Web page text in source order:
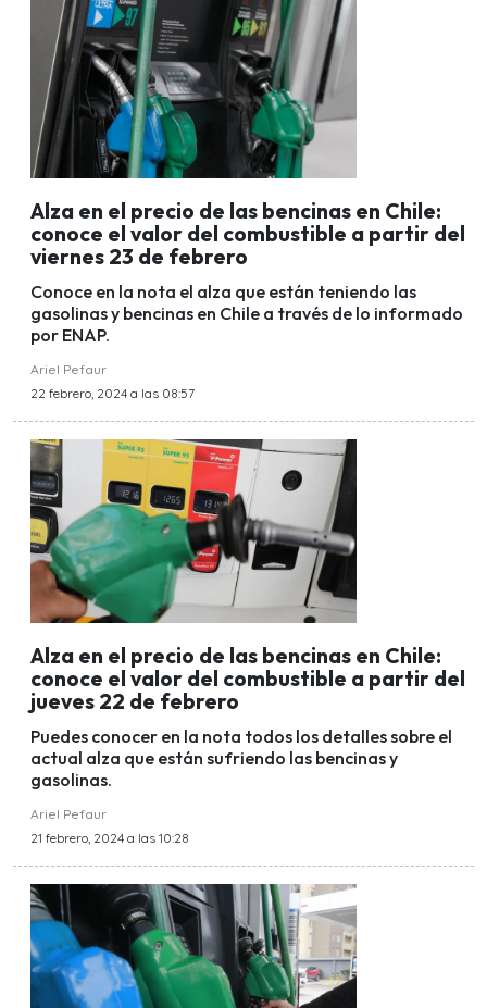
Alza en el precio de las bencinas en Chile:
conoce el valor del combustible a partir del
viernes 23 de febrero
Conoce en la nota el alza que están teniendo las
gasolinas y bencinas en Chile a través de lo informado
por ENAP.
Ariel Pefaur
22 febrero, 2024 a las 08:57
Alza en el precio de las bencinas en Chile:
conoce el valor del combustible a partir del
jueves 22 de febrero
Puedes conocer en la nota todos los detalles sobre el
actual alza que están sufriendo las bencinas y
gasolinas.
Ariel Pefaur
21 febrero, 2024 a las 10:28